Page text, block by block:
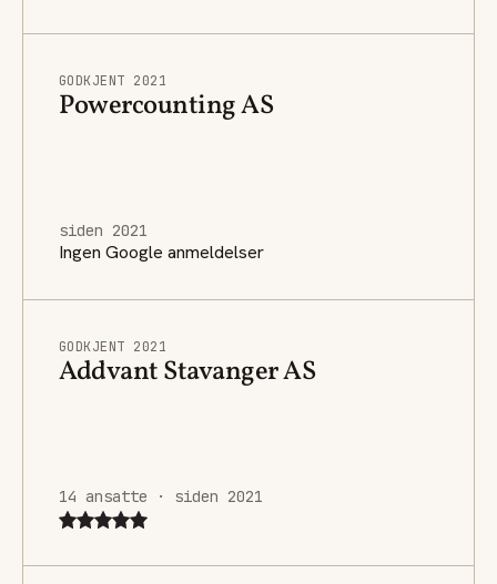
GODKJENT 2021
Powercounting AS
siden 2021
Ingen Google anmeldelser
GODKJENT 2021
Addvant Stavanger AS
14 ansatte · siden 2021